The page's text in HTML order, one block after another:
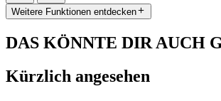
Weitere Funktionen entdecken
DAS KÖNNTE DIR AUCH
Kürzlich angesehen